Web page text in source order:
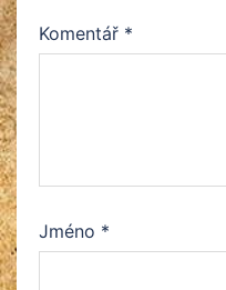
Komentář *
Jméno *